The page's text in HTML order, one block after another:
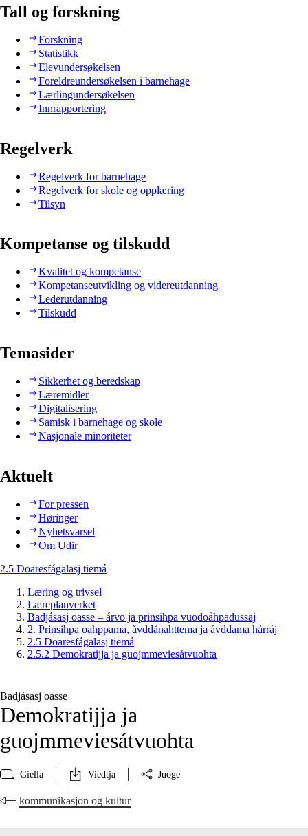
Tall og forskning
Forskning
Statistikk
Elevundersøkelsen
Foreldreundersøkelsen i barnehage
Lærlingundersøkelsen
Innrapportering
Regelverk
Regelverk for barnehage
Regelverk for skole og opplæring
Tilsyn
Kompetanse og tilskudd
Kvalitet og kompetanse
Kompetanseutvikling og videreutdanning
Lederutdanning
Tilskudd
Temasider
Sikkerhet og beredskap
Læremidler
Digitalisering
Samisk i barnehage og skole
Nasjonale minoriteter
Aktuelt
For pressen
Høringer
Nyhetsvarsel
Om Udir
2.5 Doaresfágalasj tiemá
Læring og trivsel
Læreplanverket
Badjásasj oasse – árvo ja prinsihpa vuodoåhpadussaj
2. Prinsihpa oahppama, åvddånahttema ja ávddama hárráj
2.5 Doaresfágalasj tiemá
2.5.2 Demokratijja ja guojmmeviesátvuohta
Badjásasj oasse
Demokratijja ja
guojmmeviesátvuohta
Giella Viedtja Juoge
kommunikasjon og kultur